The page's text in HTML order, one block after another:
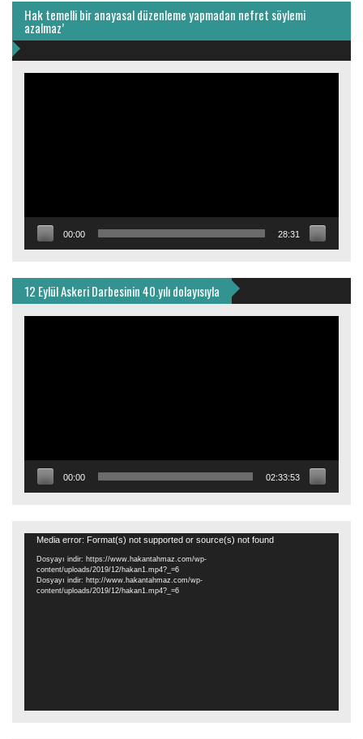
Hak temelli bir anayasal düzenleme yapmadan nefret söylemi
azalmaz’
00:00 28:31
12 Eylül Askeri Darbesinin 40.yılı dolayısıyla
00:00 02:33:53
Video
oynatıcı
Media error: Format(s) not supported or source(s) not found
Dosyayı indir: https://www.hakantahmaz.com/wp-
content/uploads/2019/12/hakan1.mp4?_=6
Dosyayı indir: http://www.hakantahmaz.com/wp-
content/uploads/2019/12/hakan1.mp4?_=6